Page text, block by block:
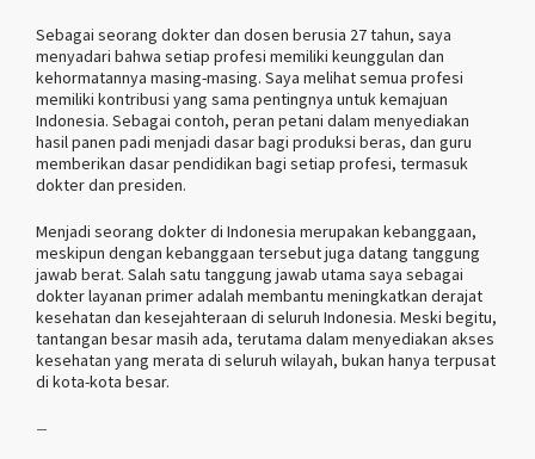
Sebagai seorang dokter dan dosen berusia 27 tahun, saya
menyadari bahwa setiap profesi memiliki keunggulan dan
kehormatannya masing-masing. Saya melihat semua profesi
memiliki kontribusi yang sama pentingnya untuk kemajuan
Indonesia. Sebagai contoh, peran petani dalam menyediakan
hasil panen padi menjadi dasar bagi produksi beras, dan guru
memberikan dasar pendidikan bagi setiap profesi, termasuk
dokter dan presiden.
Menjadi seorang dokter di Indonesia merupakan kebanggaan,
meskipun dengan kebanggaan tersebut juga datang tanggung
jawab berat. Salah satu tanggung jawab utama saya sebagai
dokter layanan primer adalah membantu meningkatkan derajat
kesehatan dan kesejahteraan di seluruh Indonesia. Meski begitu,
tantangan besar masih ada, terutama dalam menyediakan akses
kesehatan yang merata di seluruh wilayah, bukan hanya terpusat
di kota-kota besar.
–